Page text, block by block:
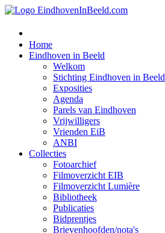
Home
Eindhoven in Beeld
Welkom
Stichting Eindhoven in Beeld
Exposities
Agenda
Parels van Eindhoven
Vrijwilligers
Vrienden EiB
ANBI
Collecties
Fotoarchief
Filmoverzicht EIB
Filmoverzicht Lumière
Bibliotheek
Publicaties
Bidprentjes
Brievenhoofden/nota's